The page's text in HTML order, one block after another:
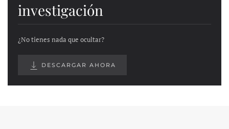
investigación
¿No tienes nada que ocultar?
DESCARGAR AHORA